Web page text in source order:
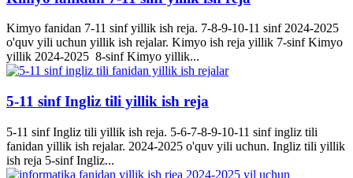
Kimyo fanidan 7-11 sinf yillik ish reja. 7-8-9-10-11 sinf 2024-2025
o'quv yili uchun yillik ish rejalar. Kimyo ish reja yillik 7-sinf Kimyo
yillik 2024-2025 8-sinf Kimyo yillik...
5-11 sinf Ingliz tili yillik ish reja
5-11 sinf Ingliz tili yillik ish reja. 5-6-7-8-9-10-11 sinf ingliz tili
fanidan yillik ish rejalar. 2024-2025 o'quv yili uchun. Ingliz tili yillik
ish reja 5-sinf Ingliz...